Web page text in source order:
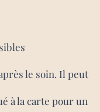
le soin. Il peut
à la carte pour un